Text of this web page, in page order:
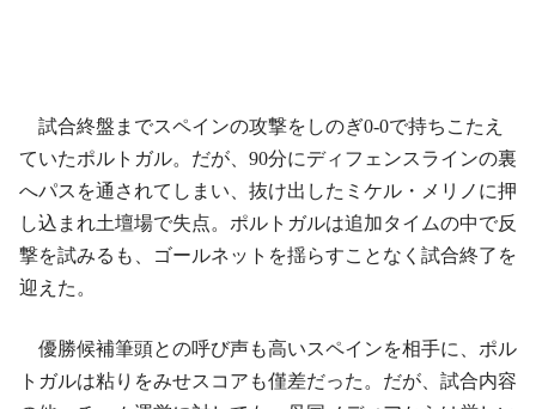
試合終盤までスペインの攻撃をしのぎ0-0で持ちこたえ
ていたポルトガル。だが、90分にディフェンスラインの裏
へパスを通されてしまい、抜け出したミケル・メリノに押
し込まれ土壇場で失点。ポルトガルは追加タイムの中で反
撃を試みるも、ゴールネットを揺らすことなく試合終了を
迎えた。
優勝候補筆頭との呼び声も高いスペインを相手に、ポル
トガルは粘りをみせスコアも僅差だった。だが、試合内容